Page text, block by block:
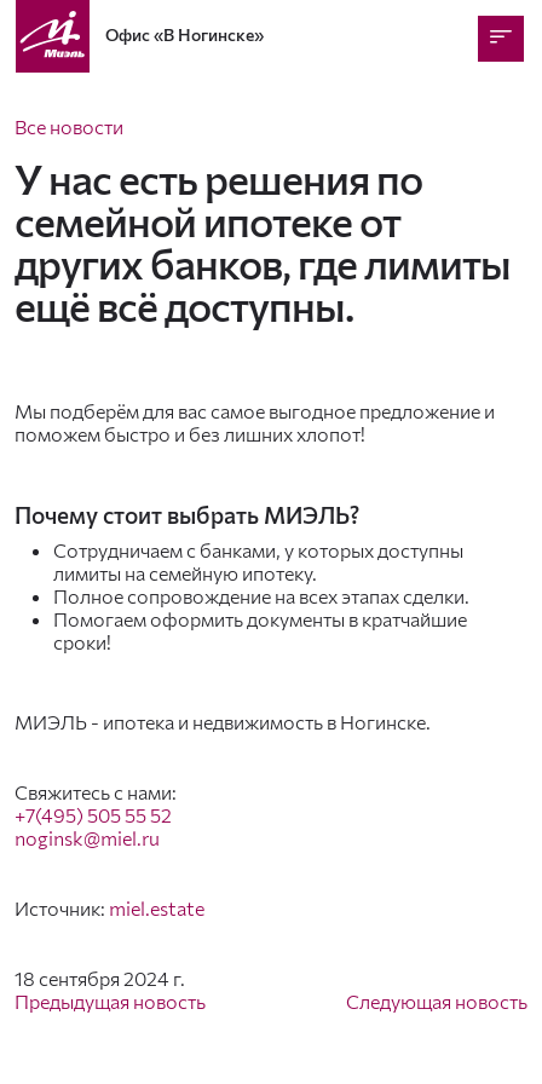
Офис«В Ногинске»
Все новости
У нас есть решения по
семейной ипотеке от
других банков, где лимиты
ещё всё доступны.
Мы подберём для вас самое выгодное предложение и
поможем быстро и без лишних хлопот!
Почему стоит выбрать МИЭЛЬ?
Сотрудничаем с банками, у которых доступны
лимиты на семейную ипотеку.
Полное сопровождение на всех этапах сделки.
Помогаем оформить документы в кратчайшие
сроки!
МИЭЛЬ - ипотека и недвижимость в Ногинске.
Свяжитесь с нами:
+7(495) 505 55 52
noginsk@miel.ru
Источник: miel.estate
18 сентября 2024 г.
Предыдущая новость
Следующая новость